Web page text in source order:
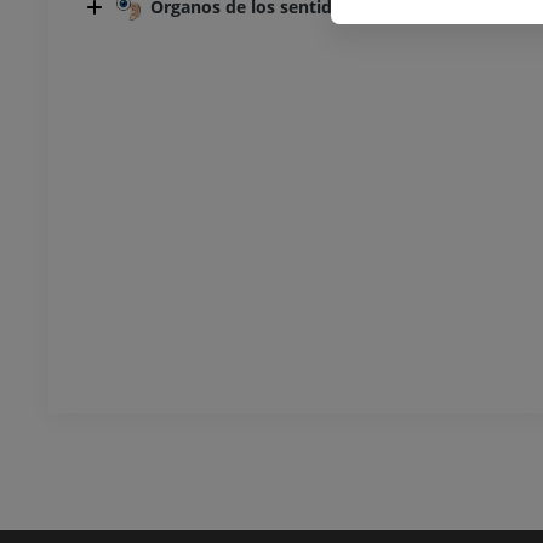
Órganos de los sentidosTC del tobillo y del pie